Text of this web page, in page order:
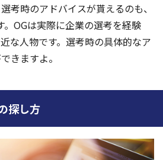
考時のアドバイスが貰えるのも、
。OGは実際に企業の選考を経験
な人物です。選考時の具体的なア
きますよ。
探し方